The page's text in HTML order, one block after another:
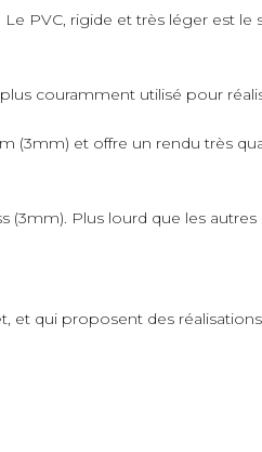
PVC, rigide et très léger est
couramment utilisé pour
(3mm) et offre un rendu très
Plus lourd que les
et qui proposent des